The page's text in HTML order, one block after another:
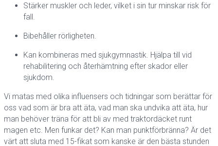
Stärker muskler och leder, vilket i sin tur minskar risk för
fall.
Bibehåller rörligheten.
Kan kombineras med sjukgymnastik. Hjälpa till vid
rehabilitering och återhämtning efter skador eller
sjukdom.
Vi matas med olika influensers och tidningar som berättar för
oss vad som är bra att äta, vad man ska undvika att äta, hur
man behöver träna för att bli av med traktordäcket runt
magen etc. Men funkar det? Kan man punktförbränna? Är det
värt att sluta med 15-fikat som kanske är den bästa stunden